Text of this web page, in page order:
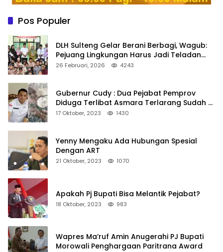
Pos Populer
DLH Sulteng Gelar Berani Berbagi, Wagub:
Pejuang Lingkungan Harus Jadi Teladan
Kepedulian
26 Februari, 2026 4243
Gubernur Cudy : Dua Pejabat Pemprov
Diduga Terlibat Asmara Terlarang Sudah di
Non Job
17 Oktober, 2023 1430
Yenny Mengaku Ada Hubungan Spesial
Dengan ART
21 Oktober, 2023 1070
Apakah Pj Bupati Bisa Melantik Pejabat?
18 Oktober, 2023 983
Wapres Ma’ruf Amin Anugerahi PJ Bupati
Morowali Penghargaan Paritrana Award